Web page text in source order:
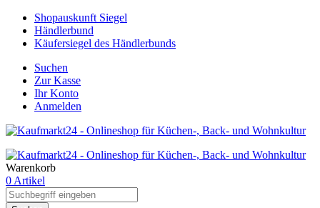
Shopauskunft Siegel
Händlerbund
Käufersiegel des Händlerbunds
Suchen
Zur Kasse
Ihr Konto
Anmelden
Warenkorb
0 Artikel